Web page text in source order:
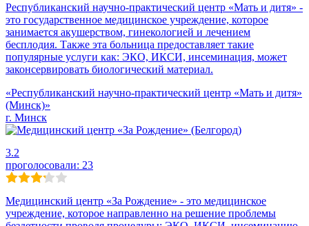
Республиканский научно-практический центр «Мать и дитя» -
это государственное медицинское учреждение, которое
занимается акушерством, гинекологией и лечением
бесплодия. Также эта больница предоставляет такие
популярные услуги как: ЭКО, ИКСИ, инсеминация, может
законсервировать биологический материал.
«Республиканский научно-практический центр «Мать и дитя»
(Минск)»
г. Минск
3.2
проголосовали: 23
Медицинский центр «За Рождение» - это медицинское
учреждение, которое направленно на решение проблемы